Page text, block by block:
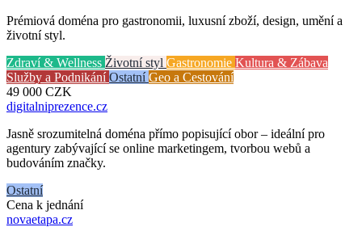
Prémiová doména pro gastronomii, luxusní zboží, design, umění a
životní styl.
Zdraví & Wellness Životní styl Gastronomie Kultura & Zábava
Služby a PodnikáníOstatníGeo a Cestování
49 000 CZK
digitalniprezence.cz
Jasně srozumitelná doména přímo popisující obor – ideální pro
agentury zabývající se online marketingem, tvorbou webů a
budováním značky.
Ostatní
Cena k jednání
novaetapa.cz